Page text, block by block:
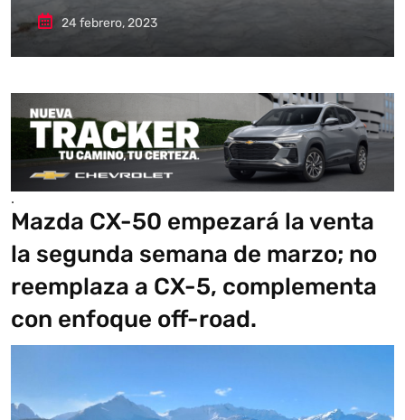
24 febrero, 2023
.
Mazda CX-50 empezará la venta
la segunda semana de marzo; no
reemplaza a CX-5, complementa
con enfoque off-road.